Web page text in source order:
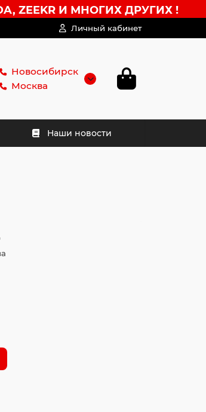
ZEEKR И МНОГИХ ДРУГИХ !
Личный кабинет
Новосибирск
Москва
Наши новости